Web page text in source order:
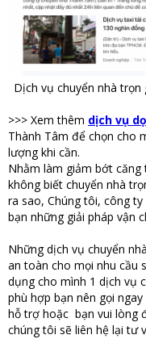
Dịch vụ chuyển nhà
>>> Xem thêm dịch vụ
Thành Tâm để chọn cho
lượng khi cần.
Nhằm làm giảm bớt căng
không biết chuyển nhà
ra sao, Chúng tôi, công
bạn những giải pháp vận
Những dịch vụ chuyển
an toàn cho mọi nhu cầu
dụng cho mình 1 dịch vụ
phù hợp bạn nên gọi
hỗ trợ hoặc bạn vui lòng
chúng tôi sẽ liên hệ lại tư